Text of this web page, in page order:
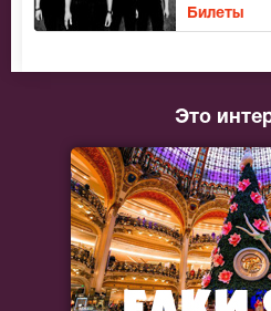
Билеты
Это